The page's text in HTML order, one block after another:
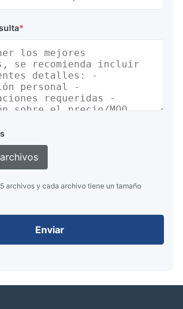
*
archivos y cada archivo tiene un tamaño
Enviar